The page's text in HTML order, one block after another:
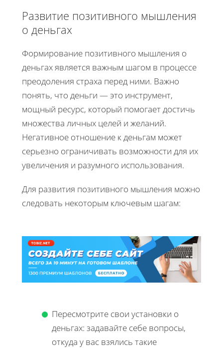
Развитие позитивного мышления
о деньгах
Формирование позитивного мышления о
деньгах является важным шагом в процессе
преодоления страха перед ними. Важно
понять, что деньги — это инструмент,
мощный ресурс, который помогает достичь
множества личных целей и желаний.
Негативное отношение к деньгам может
серьезно ограничивать возможности для их
увеличения и разумного использования.
Для развития позитивного мышления можно
следовать некоторым ключевым шагам:
Пересмотрите свои установки о
деньгах: задавайте себе вопросы,
откуда у вас взялись такие